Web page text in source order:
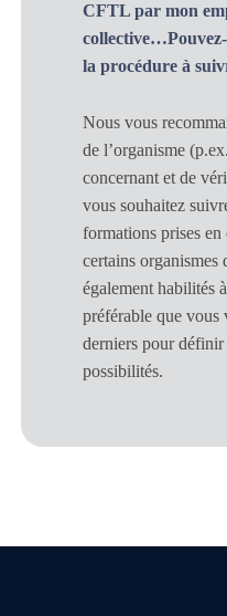
CFTL par mon
la procédure à
Nous vous
de l’organisme
concernant et de
vous souhaitez
formations prises
certains organismes
également habilités
préférable que vous
derniers pour
possibilités.